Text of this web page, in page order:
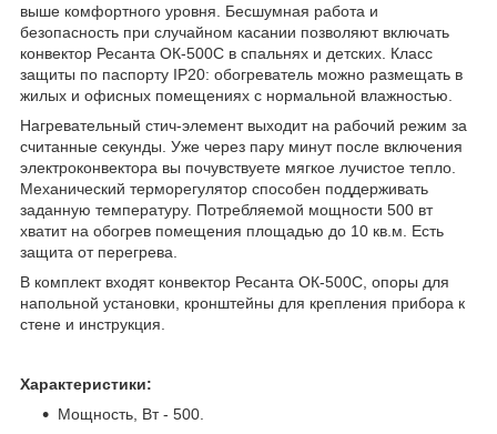
выше комфортного уровня. Бесшумная работа и
безопасность при случайном касании позволяют включать
конвектор Ресанта ОК-500С в спальнях и детских. Класс
защиты по паспорту IP20: обогреватель можно размещать в
жилых и офисных помещениях с нормальной влажностью.
Нагревательный стич-элемент выходит на рабочий режим за
считанные секунды. Уже через пару минут после включения
электроконвектора вы почувствуете мягкое лучистое тепло.
Механический терморегулятор способен поддерживать
заданную температуру. Потребляемой мощности 500 вт
хватит на обогрев помещения площадью до 10 кв.м. Есть
защита от перегрева.
В комплект входят конвектор Ресанта ОК-500С, опоры для
напольной установки, кронштейны для крепления прибора к
стене и инструкция.
Характеристики:
Мощность, Вт - 500.